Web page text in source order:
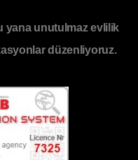
yana unutulmaz evlilik
düzenliyoruz.